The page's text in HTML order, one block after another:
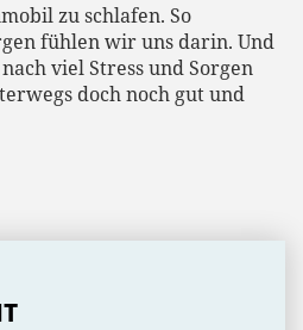
zu schlafen. So
fühlen wir uns darin. Und
viel Stress und Sorgen
doch noch gut und